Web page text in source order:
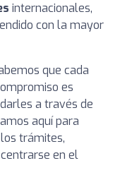
internacionales,
con la mayor
que cada
es
a través de
aquí para
trámites,
en el